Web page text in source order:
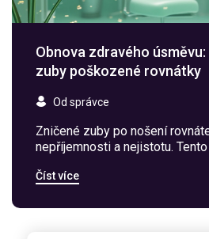
Obnova zdravého
zuby poškozené rovnátky
Od správce
Zničené zuby po nošení
nepříjemnosti a nejistotu.
zdravý úsměv. Procestujeme
přírodní léčbu a moderní
Číst více